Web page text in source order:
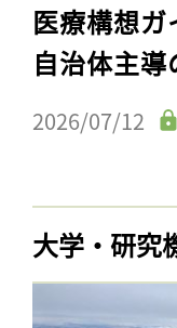
医療構想ガ
自治体主
2026/07/12
大学・研究